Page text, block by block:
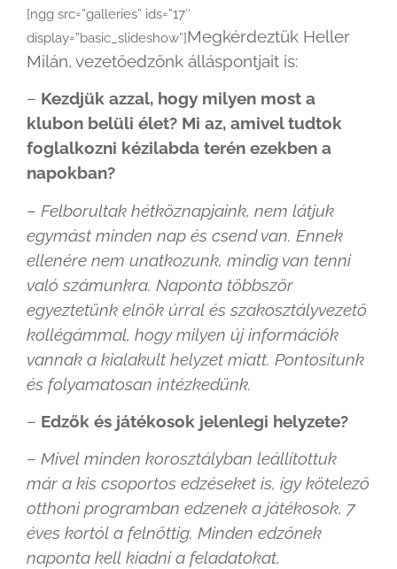
[ngg src=”galleries” ids=”17″
display=”basic_slideshow”]Megkérdeztük Heller
Milán, vezetőedzőnk álláspontjait is:
– Kezdjük azzal, hogy milyen most a
klubon belüli élet? Mi az, amivel tudtok
foglalkozni kézilabda terén ezekben a
napokban?
– Felborultak hétköznapjaink, nem látjuk
egymást minden nap és csend van. Ennek
ellenére nem unatkozunk, mindig van tenni
való számunkra. Naponta többször
egyeztetünk elnök úrral és szakosztályvezető
kollégámmal, hogy milyen új információk
vannak a kialakult helyzet miatt. Pontosítunk
és folyamatosan intézkedünk.
– Edzők és játékosok jelenlegi helyzete?
– Mivel minden korosztályban leállítottuk
már a kis csoportos edzéseket is, így kötelező
otthoni programban edzenek a játékosok, 7
éves kortól a felnőttig. Minden edzőnek
naponta kell kiadni a feladatokat,